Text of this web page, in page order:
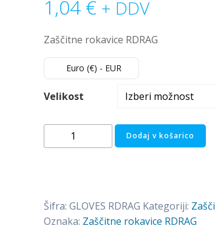
1,04 € + DDV
Zaščitne rokavice RDRAG
Euro (€) - EUR
Velikost
Zaščitne
rokavice
Dodaj v košarico
Šifra: GLOVES RDRAG Kategoriji:
Oznaka: Zaščitne rokavice RDRAG